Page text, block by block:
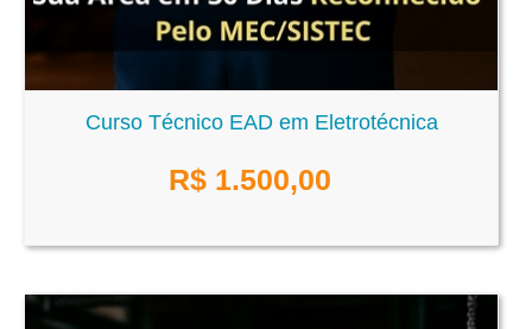
Curso Técnico EAD em Eletrotécnica
R$ 1.500,00